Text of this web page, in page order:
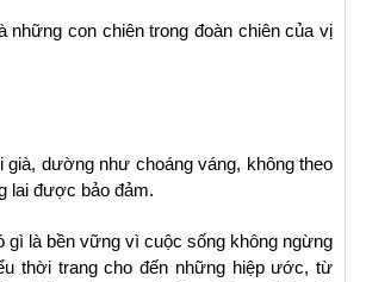
con chiên trong đoàn chiên của vị
dường như choáng váng, không theo
lai được bảo đảm.
là bền vững vì cuộc sống không ngừng
thời trang cho đến những hiệp ước, từ